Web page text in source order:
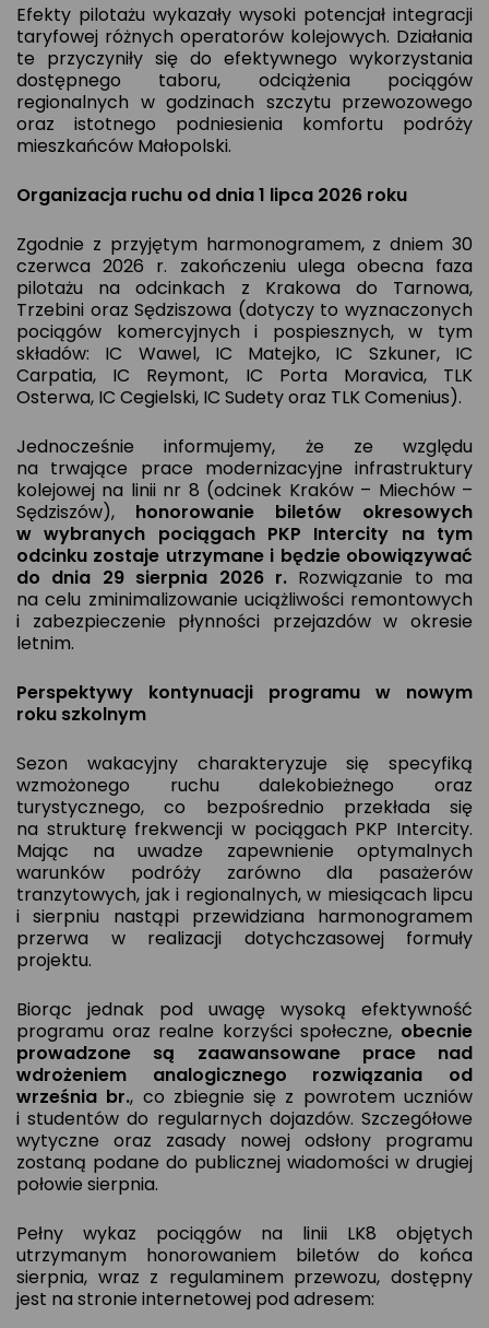
Efekty pilotażu wykazały wysoki potencjał integracji
taryfowej różnych operatorów kolejowych. Działania
te przyczyniły się do efektywnego wykorzystania
dostępnego taboru, odciążenia pociągów
regionalnych w godzinach szczytu przewozowego
oraz istotnego podniesienia komfortu podróży
mieszkańców Małopolski.
Organizacja ruchu od dnia 1 lipca 2026 roku
Zgodnie z przyjętym harmonogramem, z dniem 30
czerwca 2026 r. zakończeniu ulega obecna faza
pilotażu na odcinkach z Krakowa do Tarnowa,
Trzebini oraz Sędziszowa (dotyczy to wyznaczonych
pociągów komercyjnych i pospiesznych, w tym
składów: IC Wawel, IC Matejko, IC Szkuner, IC
Carpatia, IC Reymont, IC Porta Moravica, TLK
Osterwa, IC Cegielski, IC Sudety oraz TLK Comenius).
Jednocześnie informujemy, że ze względu
na trwające prace modernizacyjne infrastruktury
kolejowej na linii nr 8 (odcinek Kraków – Miechów –
Sędziszów), honorowanie biletów okresowych
w wybranych pociągach PKP Intercity na tym
odcinku zostaje utrzymane i będzie obowiązywać
do dnia 29 sierpnia 2026 r.Rozwiązanie to ma
na celu zminimalizowanie uciążliwości remontowych
i zabezpieczenie płynności przejazdów w okresie
letnim.
Perspektywy kontynuacji programu w nowym
roku szkolnym
Sezon wakacyjny charakteryzuje się specyfiką
wzmożonego ruchu dalekobieżnego oraz
turystycznego, co bezpośrednio przekłada się
na strukturę frekwencji w pociągach PKP Intercity.
Mając na uwadze zapewnienie optymalnych
warunków podróży zarówno dla pasażerów
tranzytowych, jak i regionalnych, w miesiącach lipcu
i sierpniu nastąpi przewidziana harmonogramem
przerwa w realizacji dotychczasowej formuły
projektu.
Biorąc jednak pod uwagę wysoką efektywność
programu oraz realne korzyści społeczne, obecnie
prowadzone są zaawansowane prace nad
wdrożeniem analogicznego rozwiązania od
września br., co zbiegnie się z powrotem uczniów
i studentów do regularnych dojazdów. Szczegółowe
wytyczne oraz zasady nowej odsłony programu
zostaną podane do publicznej wiadomości w drugiej
połowie sierpnia.
Pełny wykaz pociągów na linii LK8 objętych
utrzymanym honorowaniem biletów do końca
sierpnia, wraz z regulaminem przewozu, dostępny
jest na stronie internetowej pod adresem: